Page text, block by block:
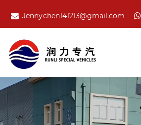
Jennychen141213@gmail.com